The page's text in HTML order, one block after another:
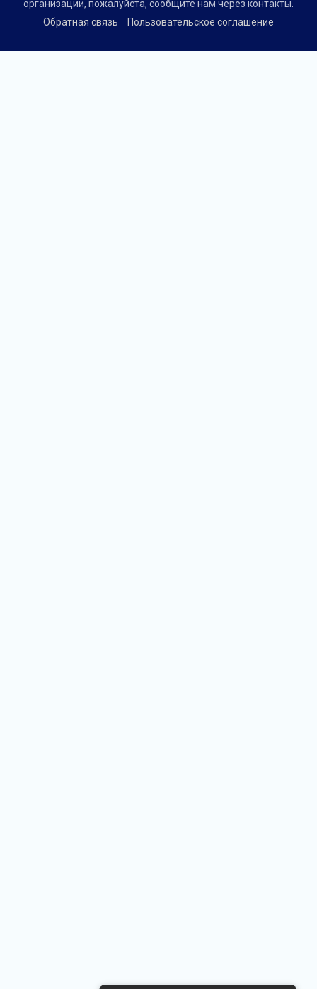
организации, пожалуйста, сообщите нам через контакты.
Обратная связь
Пользовательское соглашение